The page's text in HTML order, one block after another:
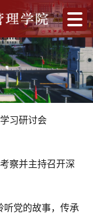
习研讨会
察并主持召开深
听党的故事，传承